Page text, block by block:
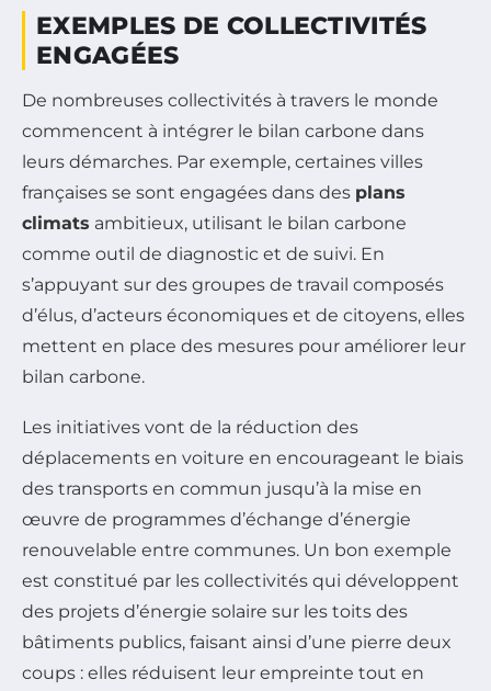
EXEMPLES DE COLLECTIVITÉS
ENGAGÉES
De nombreuses collectivités à travers le monde
commencent à intégrer le bilan carbone dans
leurs démarches. Par exemple, certaines villes
françaises se sont engagées dans des plans
climats ambitieux, utilisant le bilan carbone
comme outil de diagnostic et de suivi. En
s’appuyant sur des groupes de travail composés
d’élus, d’acteurs économiques et de citoyens, elles
mettent en place des mesures pour améliorer leur
bilan carbone.
Les initiatives vont de la réduction des
déplacements en voiture en encourageant le biais
des transports en commun jusqu’à la mise en
œuvre de programmes d’échange d’énergie
renouvelable entre communes. Un bon exemple
est constitué par les collectivités qui développent
des projets d’énergie solaire sur les toits des
bâtiments publics, faisant ainsi d’une pierre deux
coups : elles réduisent leur empreinte tout en